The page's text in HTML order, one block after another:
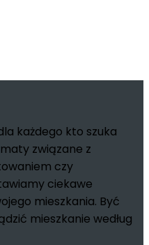
każdego kto szuka
związane z
czy
ciekawe
mieszkania. Być
mieszkanie według